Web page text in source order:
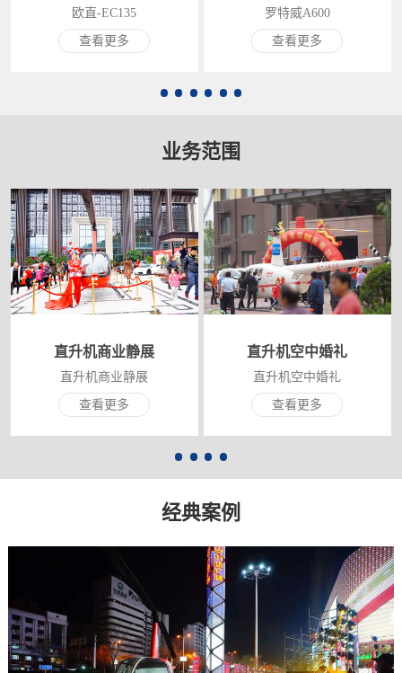
欧直-EC135
查看更多
罗特威A600
查看更多
业务范围
直升机商业静展
直升机商业静展
查看更多
直升机空中婚礼
直升机空中婚礼
查看更多
经典案例